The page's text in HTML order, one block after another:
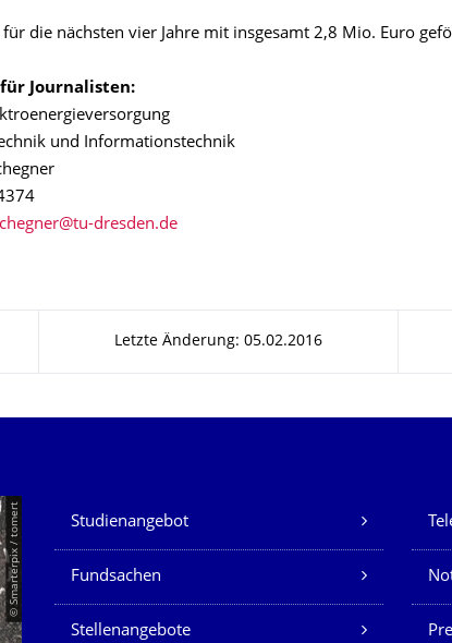
die nächsten vier Jahre mit insgesamt 2,8 Mio. Euro
Journalisten:
und Informationstechnik
Letzte Änderung: 05.02.2016
© Smarterpix / tomert Unsere Dienste
Studienangebot
Fundsachen
Stellenangebote